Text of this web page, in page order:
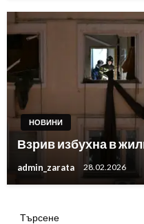
НОВИНИ
Взрив избухна в
admin_zarata 28.02.2026
Търсене